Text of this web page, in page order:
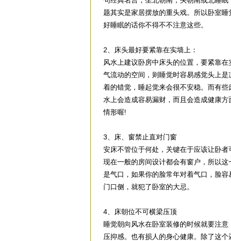
题其实是家居摆放的重头戏。所以卧室
好睡眠的话你不得不不注意这些。
2、床头最好要紧靠在实墙上：
风水上建议卧房中床头的位置，要紧靠
气流动的空间，则睡觉时容易感觉头上
着的错觉，睡起觉来会很不安稳。而有
水上会造成容易漏财，而且会造成健康
情形喔!
3、床、窗禁止直对门窗
安床不管位于何处，关键在于应该让卧
现在一般的房间设计都会有窗户，所以
是气口，如果你的脸常年对着气口，脸
门口侧，就犯了卧室的大忌。
4、床朝位不可横梁压顶
睡觉朝向风水在卧室装修的时候就要注
压抑感。也有损人的身心健康。除了这